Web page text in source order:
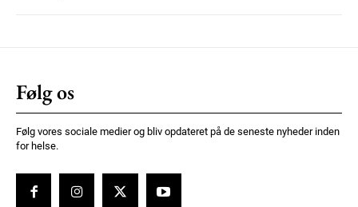
Donec quis est ac felis
Orci varius natoque dolor
Følg os
Følg vores sociale medier og bliv opdateret på de seneste nyheder inden
for helse.